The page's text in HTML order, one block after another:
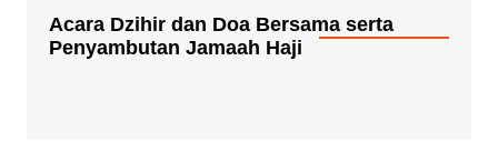
Acara Dzihir dan Doa Bersama serta
Penyambutan Jamaah Haji